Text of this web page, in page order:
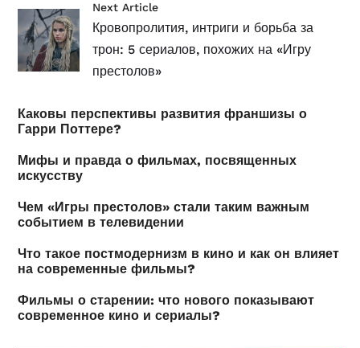
Next Article
Кровопролития, интриги и борьба за
трон: 5 сериалов, похожих на «Игру
престолов»
Каковы перспективы развития франшизы о
Гарри Поттере?
Мифы и правда о фильмах, посвященных
искусству
Чем «Игры престолов» стали таким важным
событием в телевидении
Что такое постмодернизм в кино и как он влияет
на современные фильмы?
Фильмы о старении: что нового показывают
современное кино и сериалы?